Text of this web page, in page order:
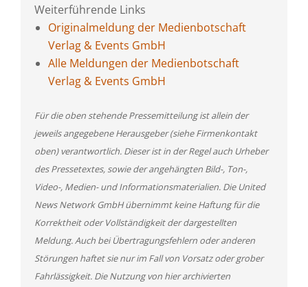
Weiterführende Links
Originalmeldung der Medienbotschaft
Verlag & Events GmbH
Alle Meldungen der Medienbotschaft
Verlag & Events GmbH
Für die oben stehende Pressemitteilung ist allein der
jeweils angegebene Herausgeber (siehe Firmenkontakt
oben) verantwortlich. Dieser ist in der Regel auch Urheber
des Pressetextes, sowie der angehängten Bild-, Ton-,
Video-, Medien- und Informationsmaterialien. Die United
News Network GmbH übernimmt keine Haftung für die
Korrektheit oder Vollständigkeit der dargestellten
Meldung. Auch bei Übertragungsfehlern oder anderen
Störungen haftet sie nur im Fall von Vorsatz oder grober
Fahrlässigkeit. Die Nutzung von hier archivierten